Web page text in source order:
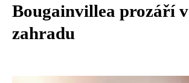
Bougainvillea prozáří
zahradu